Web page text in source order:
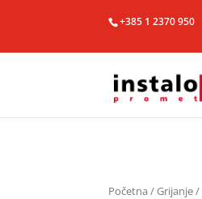
+385 1 2370 950
Početna /Grijanje/